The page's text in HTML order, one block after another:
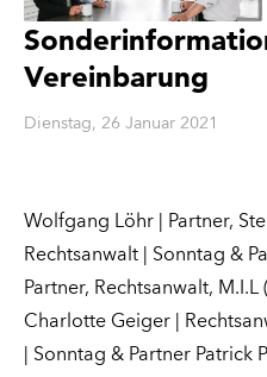
Vereinbarung
Dienstag, 26 Januar 2021
Wolfgang Löhr | Partner,
Rechtsanwalt | Sonntag &
Partner, Rechtsanwalt,
Charlotte Geiger |
| Sonntag & Partner Patrick